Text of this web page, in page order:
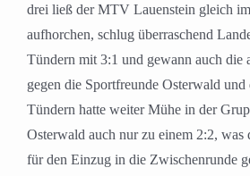
drei ließ der MTV Lauenstein gleich
aufhorchen, schlug überraschend
Tündern mit 3:1 und gewann auch die
gegen die Sportfreunde Osterwald
Tündern hatte weiter Mühe in der
Osterwald auch nur zu einem 2:2, was
für den Einzug in die Zwischenrunde